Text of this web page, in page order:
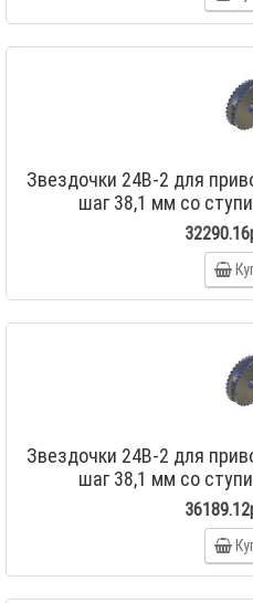
Звездочки 24B-2 для
шаг 38,1 мм со
Звездочки 24B-2 для
шаг 38,1 мм со